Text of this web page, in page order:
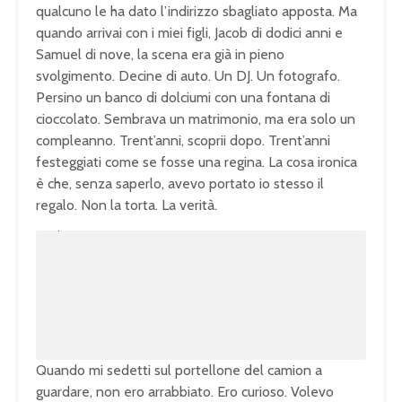
qualcuno le ha dato l’indirizzo sbagliato apposta. Ma
quando arrivai con i miei figli, Jacob di dodici anni e
Samuel di nove, la scena era già in pieno
svolgimento. Decine di auto. Un DJ. Un fotografo.
Persino un banco di dolciumi con una fontana di
cioccolato. Sembrava un matrimonio, ma era solo un
compleanno. Trent’anni, scoprii dopo. Trent’anni
festeggiati come se fosse una regina. La cosa ironica
è che, senza saperlo, avevo portato io stesso il
regalo. Non la torta. La verità.
Quando mi sedetti sul portellone del camion a
guardare, non ero arrabbiato. Ero curioso. Volevo